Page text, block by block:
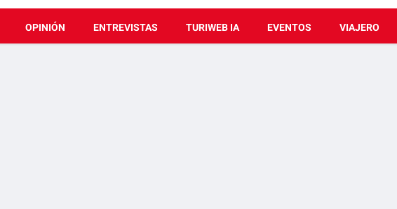
OPINIÓN ENTREVISTAS TURIWEB IA EVENTOS VIAJERO